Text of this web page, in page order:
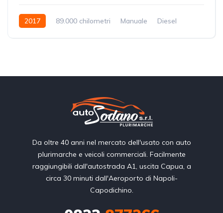
2017 89.000 chilometri Manuale
Diesel
Da oltre 40 anni nel mercato dell'usato con auto
plurimarche e veicoli commerciali. Facilmente
raggiungibili dall'autostrada A1, uscita Capua, a
circa 30 minuti dall'Aeroporto di Napoli-
Capodichino.